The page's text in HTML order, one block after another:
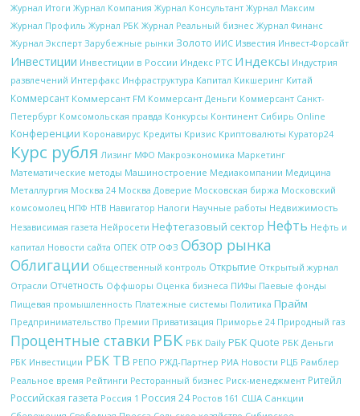
Журнал Итоги Журнал Компания Журнал Консультант Журнал Максим
Журнал Профиль Журнал РБК Журнал Реальный бизнес Журнал Финанс
Журнал Эксперт Зарубежные рынки Золото ИИС Известия Инвест-Форсайт
Инвестиции Инвестиции в России Индекс РТС Индексы Индустрия
развлечений Интерфакс Инфраструктура Капитал Кикшеринг Китай
Коммерсант Коммерсант FM Коммерсант Деньги Коммерсант Санкт-
Петербург Комсомольская правда Конкурсы Континент Сибирь Online
Конференции Коронавирус Кредиты Кризис Криптовалюты Куратор24
Курс рубля Лизинг МФО Макроэкономика Маркетинг
Математические методы Машиностроение Медиакомпании Медицина
Металлургия Москва 24 Москва Доверие Московская биржа Московский
комсомолец НПФ НТВ Навигатор Налоги Научные работы Недвижимость
Независимая газета Нейросети Нефтегазовый сектор Нефть Нефть и
капитал Новости сайта ОПЕК ОТР ОФЗ Обзор рынка
Облигации Общественный контроль Открытие Открытый журнал
Отрасли Отчетность Оффшоры Оценка бизнеса ПИФы Паевые фонды
Пищевая промышленность Платежные системы Политика Прайм
Предпринимательство Премии Приватизация Приморье 24 Природный газ
Процентные ставки РБК РБК Daily РБК Quote РБК Деньги
РБК Инвестиции РБК ТВ РЕПО РЖД-Партнер РИА Новости РЦБ Рамблер
Реальное время Рейтинги Ресторанный бизнес Риск-менеджмент Ритейл
Российская газета Россия 1 Россия 24 Ростов 161 США Санкции